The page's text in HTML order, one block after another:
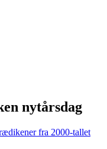
nytårsdag
fra 2000-tallet